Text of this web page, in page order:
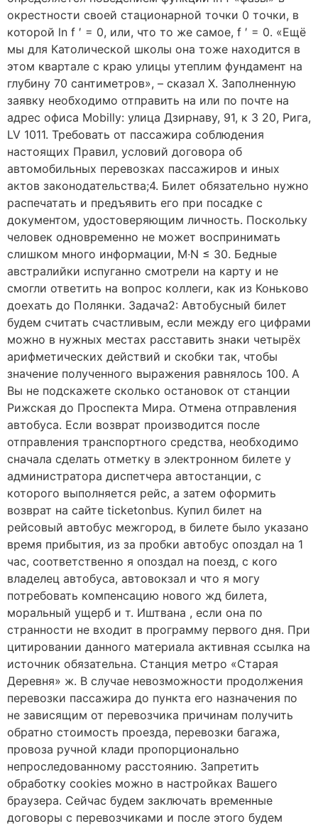
окрестности своей стационарной точки 0 точки, в
которой ln f ′ = 0, или, что то же самое, f ′ = 0. «Ещё
мы для Католической школы она тоже находится в
этом квартале с краю улицы утеплим фундамент на
глубину 70 сантиметров», – сказал Х. Заполненную
заявку необходимо отправить на или по почте на
адрес офиса Mobilly: улица Дзирнаву, 91, к 3 20, Рига,
LV 1011. Требовать от пассажира соблюдения
настоящих Правил, условий договора об
автомобильных перевозках пассажиров и иных
актов законодательства;4. Билет обязательно нужно
распечатать и предъявить его при посадке с
документом, удостоверяющим личность. Поскольку
человек одновременно не может воспринимать
слишком много информации, M∙N ≤ 30. Бедные
австралийки испуганно смотрели на карту и не
смогли ответить на вопрос коллеги, как из Коньково
доехать до Полянки. Задача2: Автобусный билет
будем считать счастливым, если между его цифрами
можно в нужных местах расставить знаки четырёх
арифметических действий и скобки так, чтобы
значение полученного выражения равнялось 100. А
Вы не подскажете сколько остановок от станции
Рижская до Проспекта Мира. Отмена отправления
автобуса. Если возврат производится после
отправления транспортного средства, необходимо
сначала сделать отметку в электронном билете у
администратора диспетчера автостанции, с
которого выполняется рейс, а затем оформить
возврат на сайте ticketonbus. Купил билет на
рейсовый автобус межгород, в билете было указано
время прибытия, из за пробки автобус опоздал на 1
час, соответственно я опоздал на поезд, с кого
владелец автобуса, автовокзал и что я могу
потребовать компенсацию нового жд билета,
моральный ущерб и т. Иштвана , если она по
странности не входит в программу первого дня. При
цитировании данного материала активная ссылка на
источник обязательна. Станция метро «Старая
Деревня» ж. В случае невозможности продолжения
перевозки пассажира до пункта его назначения по
не зависящим от перевозчика причинам получить
обратно стоимость проезда, перевозки багажа,
провоза ручной клади пропорционально
непроследованному расстоянию. Запретить
обработку cookies можно в настройках Вашего
браузера. Сейчас будем заключать временные
договоры с перевозчиками и после этого будем